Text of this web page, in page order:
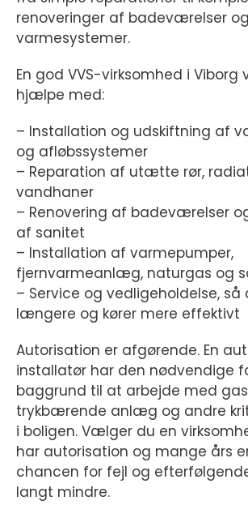
renoveringer af badeværelser og
varmesystemer.
En god VVS-virksomhed i Viborg
hjælpe med:
– Installation og udskiftning af
og afløbssystemer
– Reparation af utætte rør,
vandhaner
– Renovering af badeværelser
af sanitet
– Installation af varmepumper,
fjernvarmeanlæg, naturgas og
– Service og vedligeholdelse,
længere og kører mere effektivt
Autorisation er afgørende. En
installatør har den nødvendige
baggrund til at arbejde med
trykbærende anlæg og andre
i boligen. Vælger du en
har autorisation og mange års
chancen for fejl og
langt mindre.